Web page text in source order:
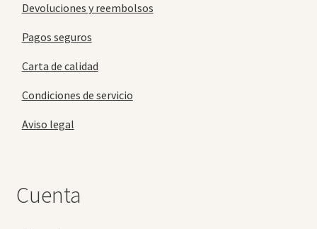
Devoluciones y reembolsos
Pagos seguros
Carta de calidad
Condiciones de servicio
Aviso legal
Cuenta